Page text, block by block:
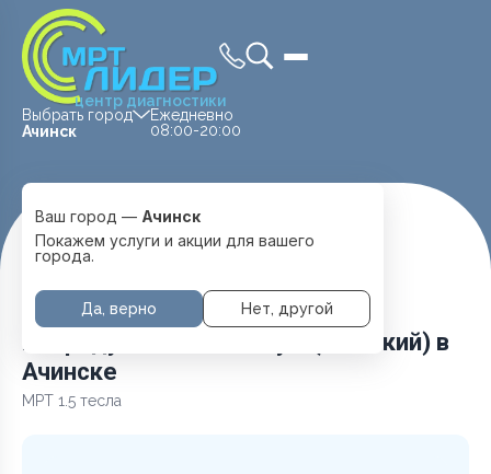
центр диагностики
Выбрать город
Ачинск
Ежедневно
08:00-20:00
Ваш город — Ачинск
Покажем услуги и акции для вашего
города.
Да, верно Нет, другой
Главная Услуги и цены МРТ Головы
Репродуктивный статус: (женский)
Репродуктивный статус: (женский) в
Ачинске
МРТ 1.5 тесла